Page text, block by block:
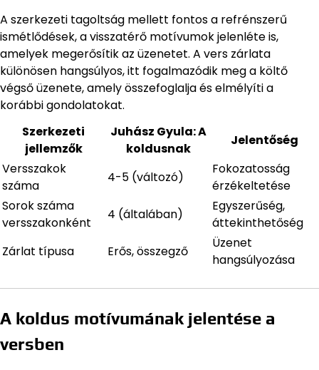
A szerkezeti tagoltság mellett fontos a refrénszerű
ismétlődések, a visszatérő motívumok jelenléte is,
amelyek megerősítik az üzenetet. A vers zárlata
különösen hangsúlyos, itt fogalmazódik meg a költő
végső üzenete, amely összefoglalja és elmélyíti a
korábbi gondolatokat.
Szerkezeti
jellemzők
Juhász Gyula: A
koldusnak
Jelentőség
Versszakok
száma
4-5 (változó)
Fokozatosság
érzékeltetése
Sorok száma
versszakonként
4 (általában)
Egyszerűség,
áttekinthetőség
Zárlat típusa
Erős, összegző
Üzenet
hangsúlyozása
A koldus motívumának jelentése a
versben